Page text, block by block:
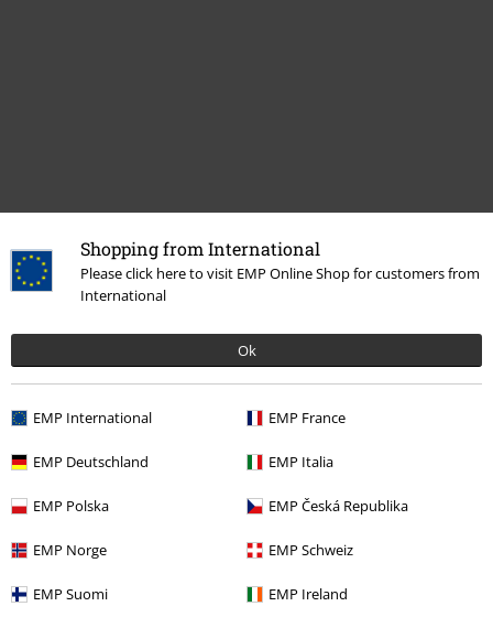
Shopping from International
Please click here to visit EMP Online Shop for customers from
International
Ok
EMP International EMP France
EMP Deutschland EMP Italia
EMP Polska EMP Česká Republika
EMP Norge EMP Schweiz
EMP Suomi EMP Ireland
Laatst bezocht
€ 86,99
Meer categorieën. Meer opties.